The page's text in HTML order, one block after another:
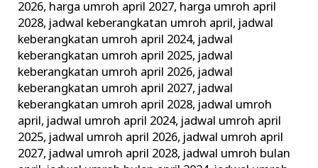
2026, harga umroh april 2027, harga umroh april
2028, jadwal keberangkatan umroh april, jadwal
keberangkatan umroh april 2024, jadwal
keberangkatan umroh april 2025, jadwal
keberangkatan umroh april 2026, jadwal
keberangkatan umroh april 2027, jadwal
keberangkatan umroh april 2028, jadwal umroh
april, jadwal umroh april 2024, jadwal umroh april
2025, jadwal umroh april 2026, jadwal umroh april
2027, jadwal umroh april 2028, jadwal umroh bulan